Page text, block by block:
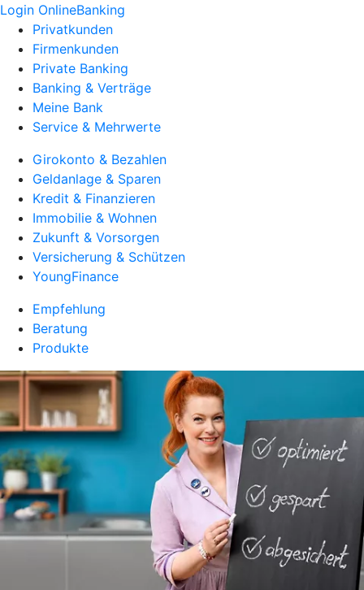
Login OnlineBanking
Privatkunden
Firmenkunden
Private Banking
Banking & Verträge
Meine Bank
Service & Mehrwerte
Girokonto & Bezahlen
Geldanlage & Sparen
Kredit & Finanzieren
Immobilie & Wohnen
Zukunft & Vorsorgen
Versicherung & Schützen
YoungFinance
Empfehlung
Beratung
Produkte